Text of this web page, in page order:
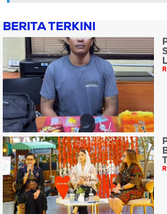
BERITA TERKINI